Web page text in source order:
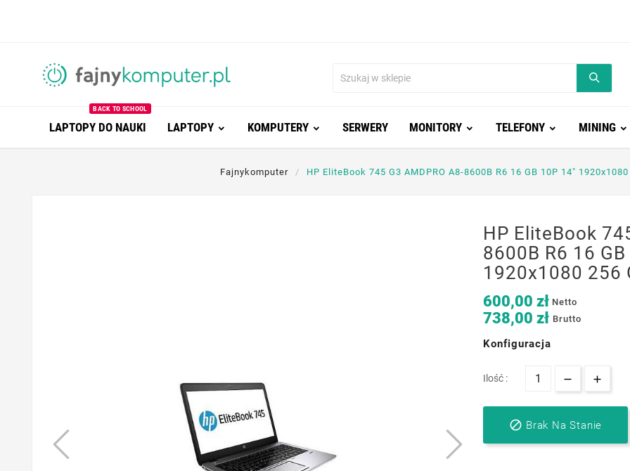
LAPTOPY DO NAUKI
BACK TO SCHOOL
LAPTOPY KOMPUTERY SERWERY MONITORY TELEFONY MINING
Fajnykomputer HP EliteBook 745 G3 AMDPRO A8-8600B R6 16 GB 10P 14"
HP EliteBook
8600B R6 16
1920x1080 256
600,00 zł Netto
738,00 zł Brutto
Konfiguracja
Ilość :
 Brak Na Stanie